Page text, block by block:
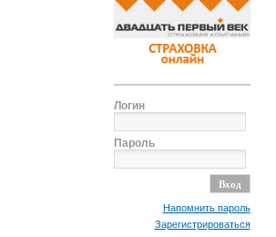
Логин
Пароль
Напомнить пароль
Зарегистрироваться